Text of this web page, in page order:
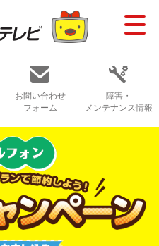
お問い合わせ
フォーム
障害・
メンテナンス情報